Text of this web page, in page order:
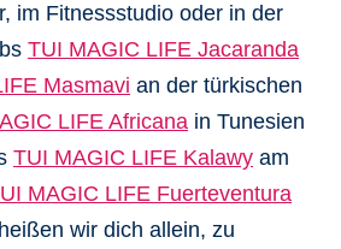
im Fitnessstudio oder in der
TUI MAGIC LIFE Jacaranda
Masmavi an der türkischen
LIFE Africana in Tunesien
TUI MAGIC LIFE Kalawy am
MAGIC LIFE Fuerteventura
wir dich allein, zu